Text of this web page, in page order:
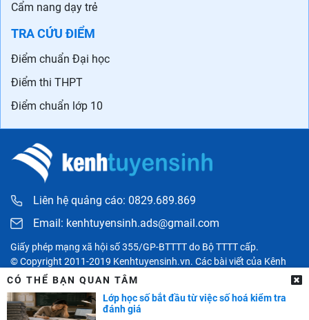
Cẩm nang dạy trẻ
TRA CỨU ĐIỂM
Điểm chuẩn Đại học
Điểm thi THPT
Điểm chuẩn lớp 10
Liên hệ quảng cáo: 0829.689.869
Email: kenhtuyensinh.ads@gmail.com
Giấy phép mạng xã hội số 355/GP-BTTTT do Bộ TTTT cấp.
© Copyright 2011-2019 Kenhtuyensinh.vn. Các bài viết của Kênh
tuyển sinh chỉ có tính chất tham khảo, được tổng hợp từ các nguồn
uy tín khác và bản quyền thuộc về các đối tác. Mọi thông tin liên
quan người đọc có thể liên hệ trực tiếp đến các cơ quan, tổ chức
CÓ THỂ BẠN QUAN TÂM
Lớp học số bắt đầu từ việc số hoá kiểm tra
đánh giá